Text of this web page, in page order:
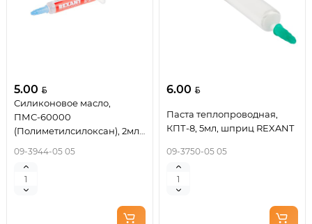
5.00
Силиконовое масло,
ПМС-60000
(Полиметилсилоксан), 2мл,
09-3944-05 05
6.00
Паста теплопроводная,
КПТ-8, 5мл, шприц REXANT
09-3750-05 05